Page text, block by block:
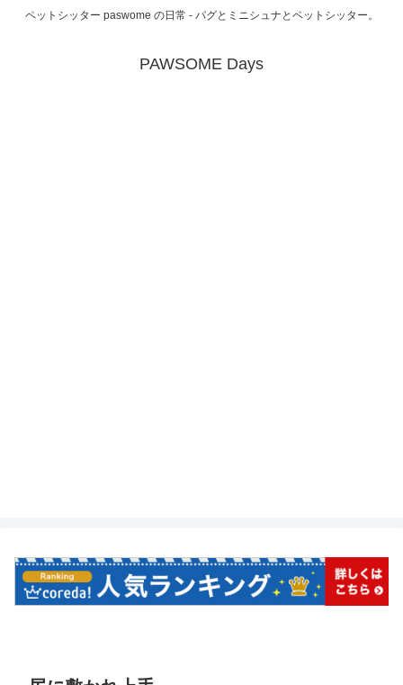
ペットシッター paswome の日常 - パグとミニシュナとペットシッター。
PAWSOME Days